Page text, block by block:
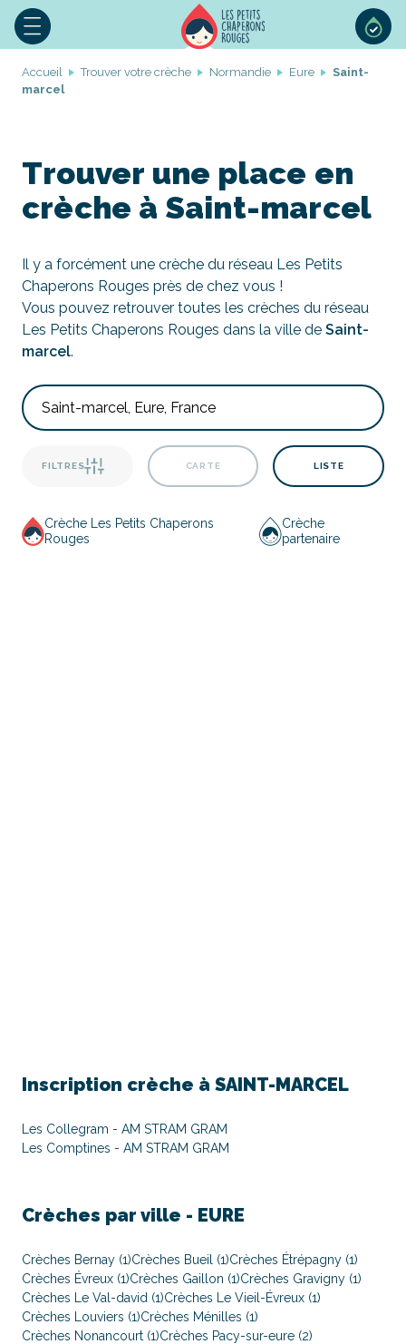
Accueil Trouver votre crèche Normandie Eure
Saint-
marcel
Trouver une place en
crèche à Saint-marcel
Il y a forcément une crèche du réseau Les Petits
Chaperons Rouges près de chez vous !
Vous pouvez retrouver toutes les crèches du réseau
Les Petits Chaperons Rouges dans la ville de Saint-
marcel.
FILTRES CARTE LISTE
Crèche Les Petits Chaperons
Rouges
Crèche
partenaire
Inscription crèche à SAINT-MARCEL
Les Collegram - AM STRAM GRAM
Les Comptines - AM STRAM GRAM
Crèches par ville - EURE
Crèches Bernay (1)Crèches Bueil (1)Crèches Étrépagny (1)
Crèches Évreux (1)Crèches Gaillon (1)Crèches Gravigny (1)
Crèches Le Val-david (1)Crèches Le Vieil-Évreux (1)
Crèches Louviers (1)Crèches Ménilles (1)
Crèches Nonancourt (1)Crèches Pacy-sur-eure (2)